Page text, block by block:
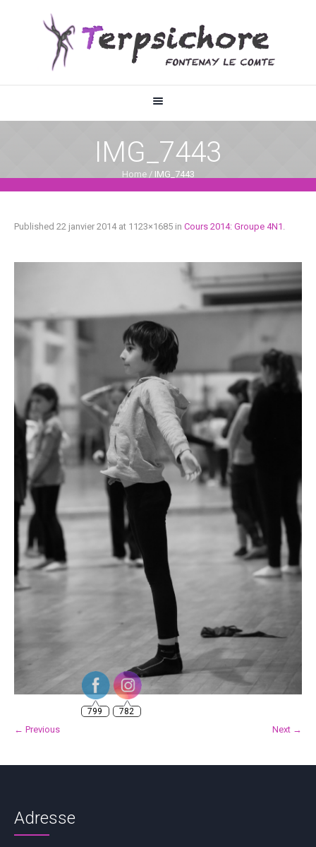
IMG_7443
Home / IMG_7443
Published 22 janvier 2014at 1123×1685 in Cours 2014: Groupe 4N1 .
← Previous Next →
Adresse
799 782